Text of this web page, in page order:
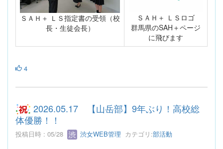
ＳＡＨ＋ ＬＳ指定書の受領（校
長・生徒会長）
ＳＡＨ＋ ＬＳロゴ
群馬県のSAH＋ページ
に飛びます
4
2026.05.17 【山岳部】9年ぶり！高校総
体優勝！！
投稿日時 : 05/28 渋女WEB管理 カテゴリ:部活動